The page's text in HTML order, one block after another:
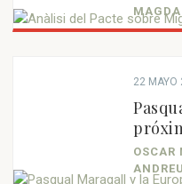
22 MAYO
OSCAR